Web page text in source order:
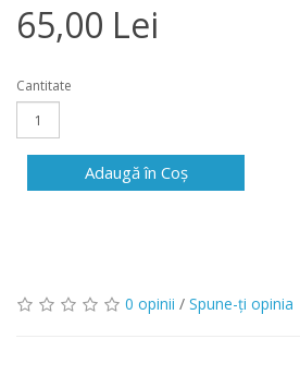
65,00 Lei
Cantitate
Adaugă în Coş
0 opinii / Spune-ţi opinia